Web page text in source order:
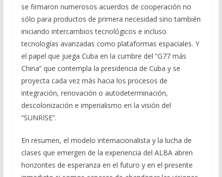
se firmaron numerosos acuerdos de cooperación no
sólo para productos de primera necesidad sino también
iniciando intercambios tecnológicos e incluso
tecnologías avanzadas como plataformas espaciales. Y
el papel que juega Cuba en la cumbre del “G77 más
China” que contempla la presidencia de Cuba y se
proyecta cada vez más hacia los procesos de
integración, renovación o autodeterminación,
descolonización e imperialismo en la visión del
“SUNRISE”.
En resumen, el modelo internacionalista y la lucha de
clases que emergen de la experiencia del ALBA abren
horizontes de esperanza en el futuro y en el presente